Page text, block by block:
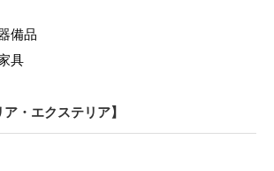
備品
具
ア・エクステリア】